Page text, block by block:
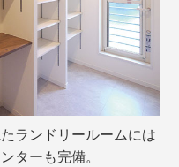
ランドリールームには
ターも完備。